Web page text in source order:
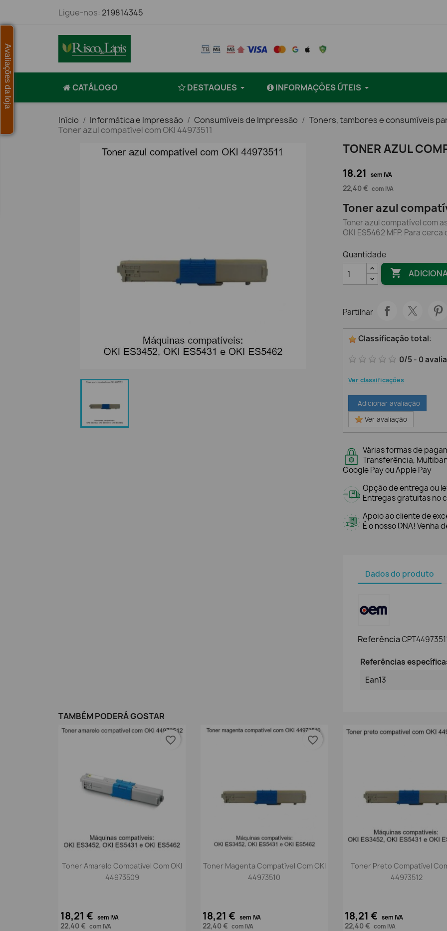
Ligue-nos: 219814345
CATÁLOGO DESTAQUES INFORMAÇÕES ÚTEIS
Início Informática e Impressão Consumíveis de Impressão Toners, tambores e consumíveis
Toner azul compatível com OKI 44973511
TONER AZUL
18.21 sem IVA
22,40 € com IVA
Toner azul
Toner azul compatível com
OKI ES5462 MFP. Para
Quantidade

Partilhar
Classificação total:
0/5- 0
Ver classificações
Adicionar avaliação
Ver avaliação
Várias formas de
Transferência,
Google Pay ou Apple Pay
Opção de entrega ou
Entregas gratuitas no
Apoio ao cliente de
É o nosso DNA! Venha
Dados do produto
Referência
Referências
Ean13
TAMBÉM PODERÁ GOSTAR
Vista rápida
Toner Amarelo Compatível Com OKI
44973509
18,21 € sem IVA
22,40 € com IVA
favorite_border
Vista rápida
Toner Magenta Compatível Com OKI
44973510
18,21 € sem IVA
22,40 € com IVA
favorite_border
Vista rápida
Toner Preto Compatível
44973512
18,21 € sem IVA
22,40 € com IVA
Avaliações da loja